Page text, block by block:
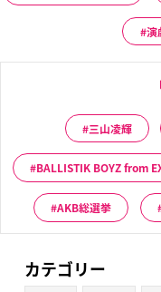
演
三山凌輝
BALLISTIK BOYZ from
AKB総選挙
カテゴリー